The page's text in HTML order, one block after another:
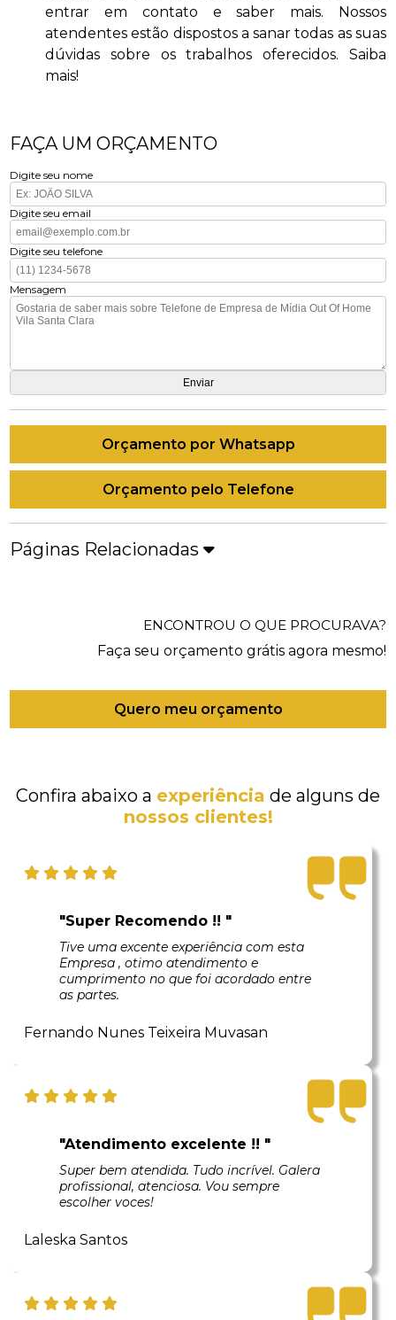
entrar em contato e saber mais. Nossos
atendentes estão dispostos a sanar todas as suas
dúvidas sobre os trabalhos oferecidos. Saiba
mais!
FAÇA UM ORÇAMENTO
Digite seu nome
Digite seu email
Digite seu telefone
Mensagem
Orçamento por Whatsapp
Orçamento pelo Telefone
Páginas Relacionadas
ENCONTROU O QUE PROCURAVA?
Faça seu orçamento grátis agora mesmo!
Quero meu orçamento
Confira abaixo a experiência de alguns de
nossos clientes!
"Super Recomendo !! "
Tive uma excente experiência com esta
Empresa , otimo atendimento e
cumprimento no que foi acordado entre
as partes.
Fernando Nunes Teixeira Muvasan
"Atendimento excelente !! "
Super bem atendida. Tudo incrível. Galera
profissional, atenciosa. Vou sempre
escolher voces!
Laleska Santos